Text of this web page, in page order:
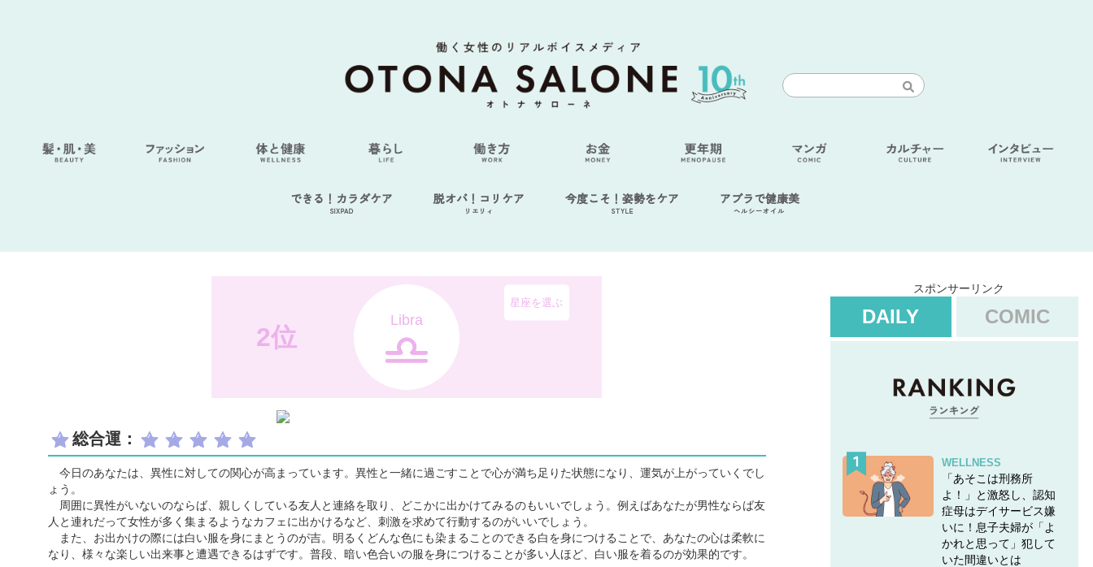
できる！カラダケア
SIXPAD
脱オバ！コリケア
リエリィ
今度こそ！姿勢をケア
STYLE
アブラで健康美
ヘルシーオイル
2位
Libra
星座を選ぶ
総合運：
今日のあなたは、異性に対しての関心が高まっています。異性と一緒に過ごすことで心が満ち足りた状態になり、運気が上がっていくでし
ょう。
周囲に異性がいないのならば、親しくしている友人と連絡を取り、どこかに出かけてみるのもいいでしょう。例えばあなたが男性ならば友
人と連れだって女性が多く集まるようなカフェに出かけるなど、刺激を求めて行動するのがいいでしょう。
また、お出かけの際には白い服を身にまとうのが吉。明るくどんな色にも染まることのできる白を身につけることで、あなたの心は柔軟に
なり、様々な楽しい出来事と遭遇できるはずです。普段、暗い色合いの服を身につけることが多い人ほど、白い服を着るのが効果的です。
スポンサーリンク
DAILY COMIC
WELLNESS
「あそこは刑務所
よ！」と激怒し、認知
症母はデイサービス嫌
いに！息子夫婦が「よ
かれと思って」犯して
いた間違いとは